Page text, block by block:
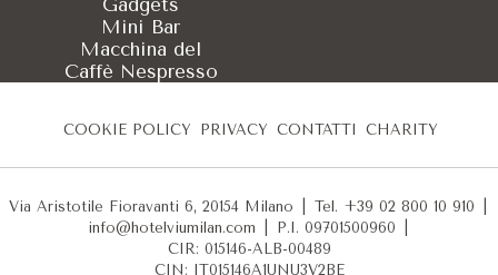
Mini Bar
Macchina del
Caffè Nespresso
COOKIE POLICY PRIVACY CONTATTI CHARITY
Via Aristotile Fioravanti 6, 20154 Milano Tel. +39 02 800 10 910
info@hotelviumilan.com
P.I. 09701500960
CIR: 015146-ALB-00489
CIN: IT015146A1UNU3V2BE